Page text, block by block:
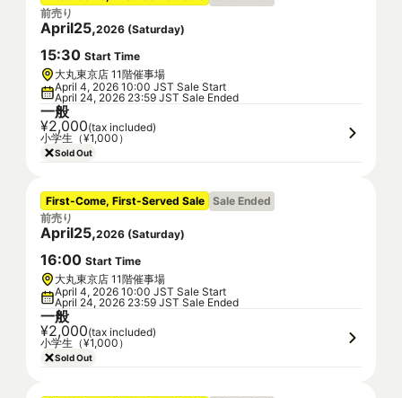
前売り
April25,2026 (Saturday)
15:30 Start Time
大丸東京店 11階催事場
April 4, 2026 10:00 JST Sale Start
April 24, 2026 23:59 JST Sale Ended
一般
¥2,000(tax included)
小学生（¥1,000）
Sold Out
First-Come, First-Served Sale Sale Ended
前売り
April25,2026 (Saturday)
16:00 Start Time
大丸東京店 11階催事場
April 4, 2026 10:00 JST Sale Start
April 24, 2026 23:59 JST Sale Ended
一般
¥2,000(tax included)
小学生（¥1,000）
Sold Out